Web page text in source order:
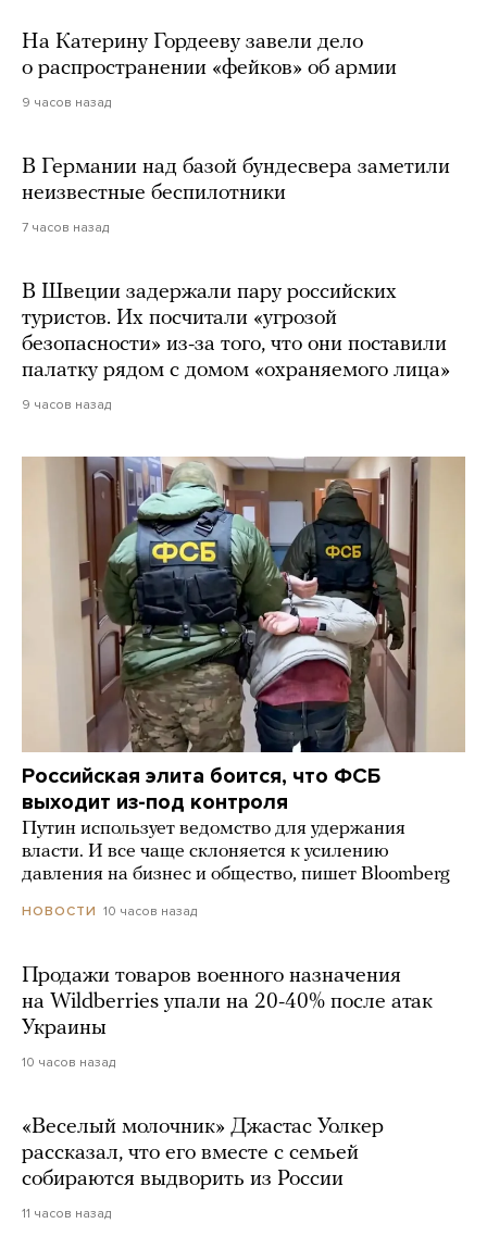
На Катерину Гордееву завели дело
о распространении «фейков» об армии
9 часов назад
В Германии над базой бундесвера заметили
неизвестные беспилотники
7 часов назад
В Швеции задержали пару российских
туристов. Их посчитали «угрозой
безопасности» из-за того, что они поставили
палатку рядом с домом «охраняемого лица»
9 часов назад
Российская элита боится, что ФСБ
выходит из-под контроля
Путин использует ведомство для удержания
власти. И все чаще склоняется к усилению
давления на бизнес и общество, пишет Bloomberg
НОВОСТИ 10 часов назад
Продажи товаров военного назначения
на Wildberries упали на 20-40% после атак
Украины
10 часов назад
«Веселый молочник» Джастас Уолкер
рассказал, что его вместе с семьей
собираются выдворить из России
11 часов назад